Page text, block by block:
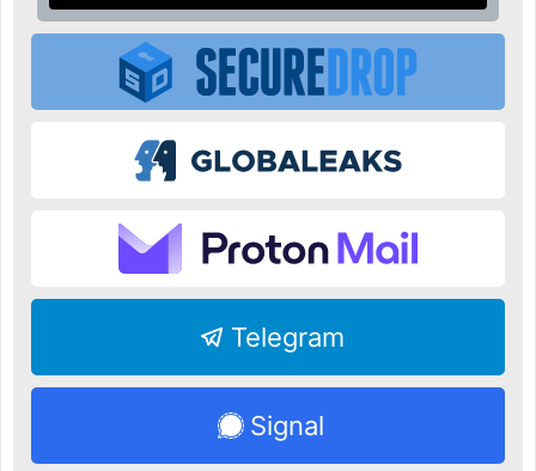
Telegram
Signal